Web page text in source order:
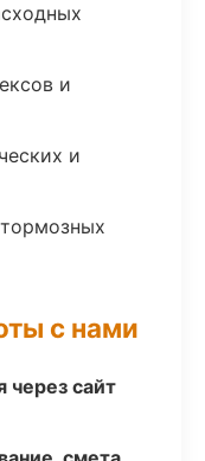
и
и
с нами
через сайт